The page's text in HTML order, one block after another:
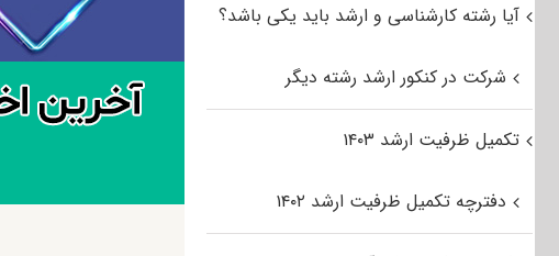
آیا رشته کارشناسی و ارشد باید یکی باشد؟
شرکت در کنکور ارشد رشته دیگر
تکمیل ظرفیت ارشد ۱۴۰۳
دفترچه تکمیل ظرفیت ارشد ۱۴۰۲